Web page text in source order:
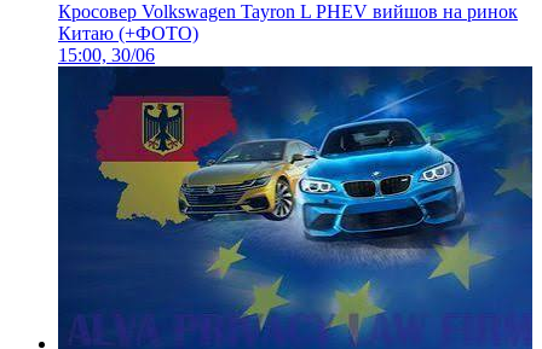
Кросовер Volkswagen Tayron L PHEV вийшов на ринок
Китаю (+ФОТО)
15:00, 30/06